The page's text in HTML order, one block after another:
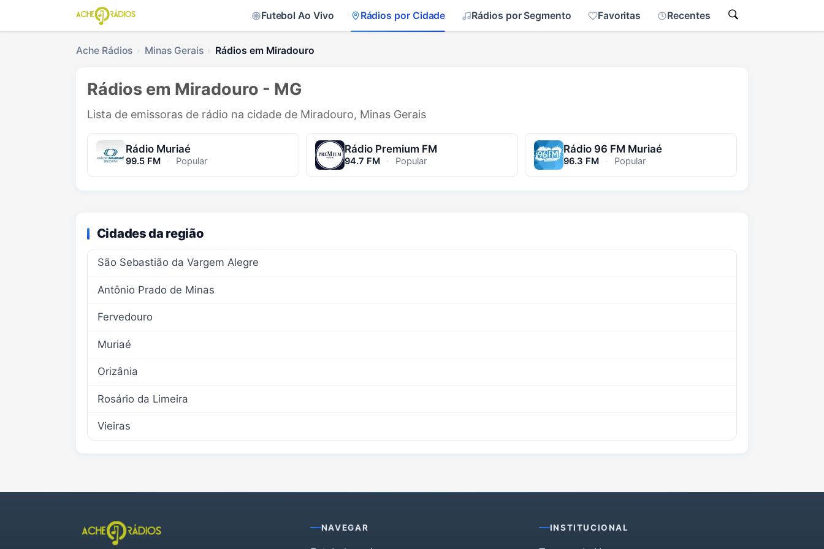
Futebol Ao Vivo Rádios por Cidade Rádios por Segmento Favoritas Recentes
Ache Rádios Minas Gerais Rádios em Miradouro
Rádios em Miradouro - MG
Lista de emissoras de rádio na cidade de Miradouro, Minas Gerais
Rádio Muriaé
99.5 FM · Popular
Rádio Premium FM
94.7 FM · Popular
Rádio 96 FM Muriaé
96.3 FM · Popular
Cidades da região
São Sebastião da Vargem Alegre
Antônio Prado de Minas
Fervedouro
Muriaé
Orizânia
Rosário da Limeira
Vieiras
NAVEGAR INSTITUCIONAL